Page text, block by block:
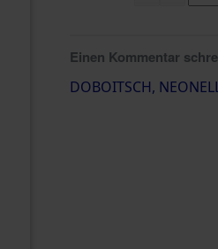
Einen Kommentar
DOBOITSCH,